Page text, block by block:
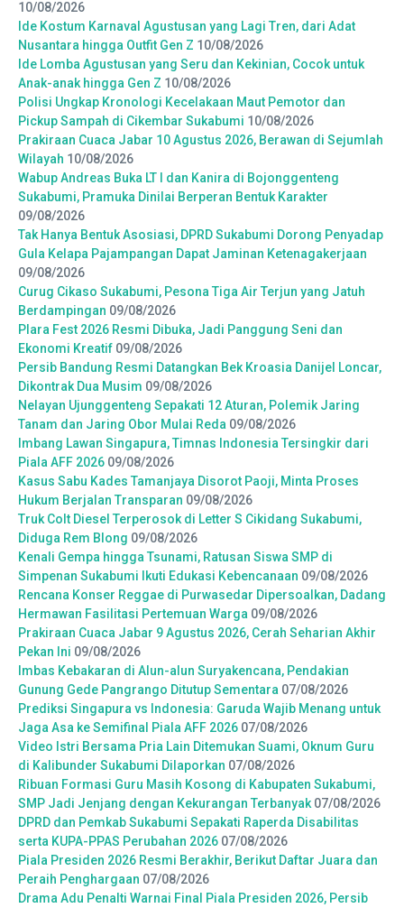
10/08/2026
Ide Kostum Karnaval Agustusan yang Lagi Tren, dari Adat
Nusantara hingga Outfit Gen Z 10/08/2026
Ide Lomba Agustusan yang Seru dan Kekinian, Cocok untuk
Anak-anak hingga Gen Z 10/08/2026
Polisi Ungkap Kronologi Kecelakaan Maut Pemotor dan
Pickup Sampah di Cikembar Sukabumi 10/08/2026
Prakiraan Cuaca Jabar 10 Agustus 2026, Berawan di Sejumlah
Wilayah 10/08/2026
Wabup Andreas Buka LT I dan Kanira di Bojonggenteng
Sukabumi, Pramuka Dinilai Berperan Bentuk Karakter
09/08/2026
Tak Hanya Bentuk Asosiasi, DPRD Sukabumi Dorong Penyadap
Gula Kelapa Pajampangan Dapat Jaminan Ketenagakerjaan
09/08/2026
Curug Cikaso Sukabumi, Pesona Tiga Air Terjun yang Jatuh
Berdampingan 09/08/2026
Plara Fest 2026 Resmi Dibuka, Jadi Panggung Seni dan
Ekonomi Kreatif 09/08/2026
Persib Bandung Resmi Datangkan Bek Kroasia Danijel Loncar,
Dikontrak Dua Musim 09/08/2026
Nelayan Ujunggenteng Sepakati 12 Aturan, Polemik Jaring
Tanam dan Jaring Obor Mulai Reda 09/08/2026
Imbang Lawan Singapura, Timnas Indonesia Tersingkir dari
Piala AFF 2026 09/08/2026
Kasus Sabu Kades Tamanjaya Disorot Paoji, Minta Proses
Hukum Berjalan Transparan 09/08/2026
Truk Colt Diesel Terperosok di Letter S Cikidang Sukabumi,
Diduga Rem Blong 09/08/2026
Kenali Gempa hingga Tsunami, Ratusan Siswa SMP di
Simpenan Sukabumi Ikuti Edukasi Kebencanaan 09/08/2026
Rencana Konser Reggae di Purwasedar Dipersoalkan, Dadang
Hermawan Fasilitasi Pertemuan Warga 09/08/2026
Prakiraan Cuaca Jabar 9 Agustus 2026, Cerah Seharian Akhir
Pekan Ini 09/08/2026
Imbas Kebakaran di Alun-alun Suryakencana, Pendakian
Gunung Gede Pangrango Ditutup Sementara 07/08/2026
Prediksi Singapura vs Indonesia: Garuda Wajib Menang untuk
Jaga Asa ke Semifinal Piala AFF 2026 07/08/2026
Video Istri Bersama Pria Lain Ditemukan Suami, Oknum Guru
di Kalibunder Sukabumi Dilaporkan 07/08/2026
Ribuan Formasi Guru Masih Kosong di Kabupaten Sukabumi,
SMP Jadi Jenjang dengan Kekurangan Terbanyak 07/08/2026
DPRD dan Pemkab Sukabumi Sepakati Raperda Disabilitas
serta KUPA-PPAS Perubahan 2026 07/08/2026
Piala Presiden 2026 Resmi Berakhir, Berikut Daftar Juara dan
Peraih Penghargaan 07/08/2026
Drama Adu Penalti Warnai Final Piala Presiden 2026, Persib